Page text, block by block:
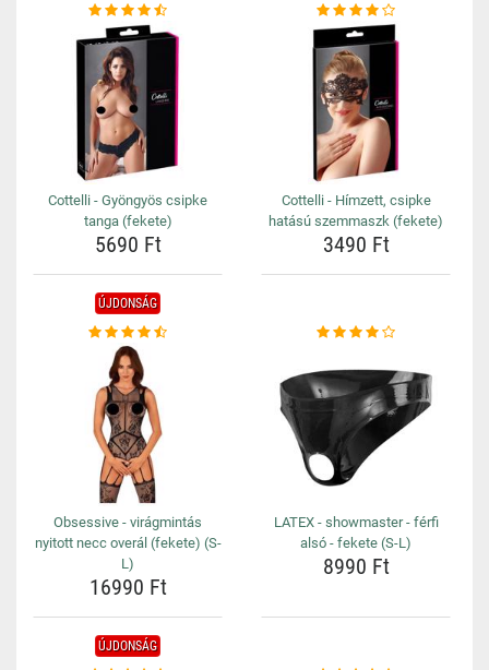
Cottelli - Gyöngyös csipke
tanga (fekete)
5690 Ft
Cottelli - Hímzett, csipke
hatású szemmaszk (fekete)
3490 Ft
ÚJDONSÁG
Obsessive - virágmintás
nyitott necc overál (fekete) (S-
L)
16990 Ft
LATEX - showmaster - férfi
alsó - fekete (S-L)
8990 Ft
ÚJDONSÁG